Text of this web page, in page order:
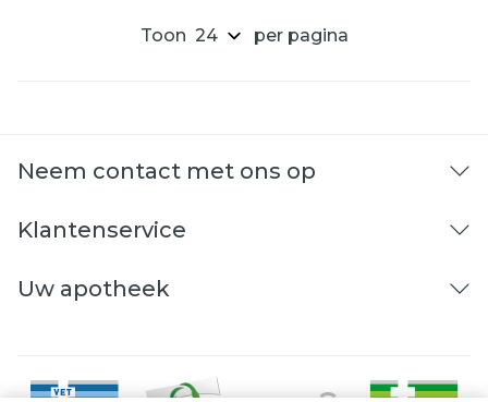
Toon per pagina
Neem contact met ons op
Klantenservice
Uw apotheek